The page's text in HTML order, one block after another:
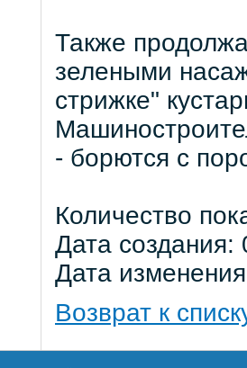
Также
зелеными
стрижке"
- борются с
Количество
Дата
Дата
Возврат к